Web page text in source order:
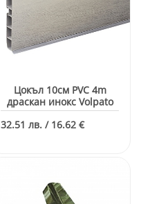
Цокъл 10см PVC 4m
драскан инокс Volpato
32.51 лв. / 16.62 €